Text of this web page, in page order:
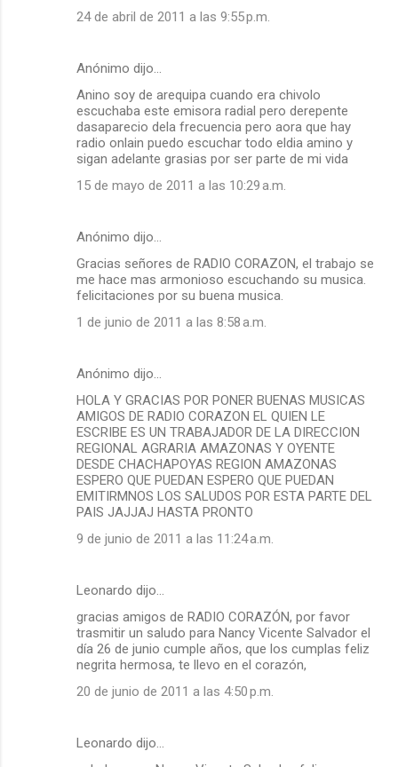
24 de abril de 2011 a las 9:55 p.m.
Anónimo dijo…
Anino soy de arequipa cuando era chivolo
escuchaba este emisora radial pero derepente
dasaparecio dela frecuencia pero aora que hay
radio onlain puedo escuchar todo eldia amino y
sigan adelante grasias por ser parte de mi vida
15 de mayo de 2011 a las 10:29 a.m.
Anónimo dijo…
Gracias señores de RADIO CORAZON, el trabajo se
me hace mas armonioso escuchando su musica.
felicitaciones por su buena musica.
1 de junio de 2011 a las 8:58 a.m.
Anónimo dijo…
HOLA Y GRACIAS POR PONER BUENAS MUSICAS
AMIGOS DE RADIO CORAZON EL QUIEN LE
ESCRIBE ES UN TRABAJADOR DE LA DIRECCION
REGIONAL AGRARIA AMAZONAS Y OYENTE
DESDE CHACHAPOYAS REGION AMAZONAS
ESPERO QUE PUEDAN ESPERO QUE PUEDAN
EMITIRMNOS LOS SALUDOS POR ESTA PARTE DEL
PAIS JAJJAJ HASTA PRONTO
9 de junio de 2011 a las 11:24 a.m.
Leonardo dijo…
gracias amigos de RADIO CORAZÓN, por favor
trasmitir un saludo para Nancy Vicente Salvador el
día 26 de junio cumple años, que los cumplas feliz
negrita hermosa, te llevo en el corazón,
20 de junio de 2011 a las 4:50 p.m.
Leonardo dijo…